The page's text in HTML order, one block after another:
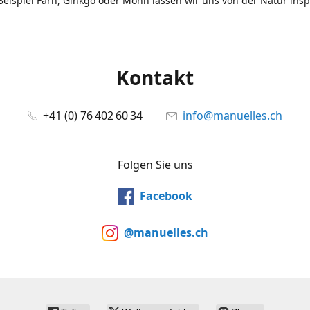
Kontakt
+41 (0) 76 402 60 34 info@manuelles.ch
Folgen Sie uns
Facebook
@manuelles.ch